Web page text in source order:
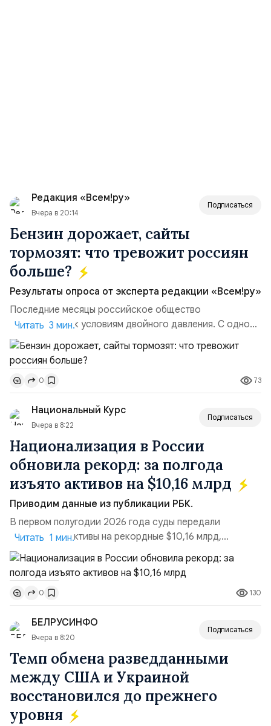
Редакция «Всем!ру»
Вчера в 20:14
Подписаться
Бензин дорожает, сайты
тормозят: что тревожит россиян
больше?
Результаты опроса от эксперта редакции «Всем!ру»
Последние месяцы российское общество
адаптируется к условиям двойного давления. С одной
стороны, происходит рост цен на товары первой
необходимости, инфляция и локальные сбои в
поставках бензина. А с другой – технологическая
турбулентность: перебои в работе интернета,
блокировки сайтов, необходимость осваивать VPN и
российские платформы.Что из этого бье...
Читать 3 мин.
0 73
Национальный Курс
Вчера в 8:22
Подписаться
Национализация в России
обновила рекорд: за полгода
изъято активов на $10,16 млрд
Приводим данные из публикации РБК.
В первом полугодии 2026 года суды передали
государству активы на рекордные $10,16 млрд,
подсчитали аналитики AK&M. Это в 2,5 раза больше,
чем за аналогичный период 2025 года ($3,95 млрд).
Всего зафиксировано 15 национализационных
транзакций, которые обеспечили 42,2% денежного
объёма всего российского рынка слияний и
поглощений. Крупнейшей ...
Читать 1 мин.
0 130
БЕЛРУСИНФО
Вчера в 8:20
Подписаться
Темп обмена разведданными
между США и Украиной
восстановился до прежнего
уровня